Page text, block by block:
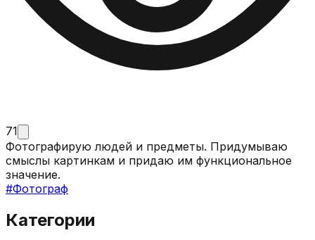
71
Фотографирую людей и предметы. Придумываю
смыслы картинкам и придаю им функциональное
значение.
#Фотограф
Категории